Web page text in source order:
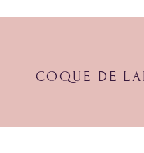
COQUE DE